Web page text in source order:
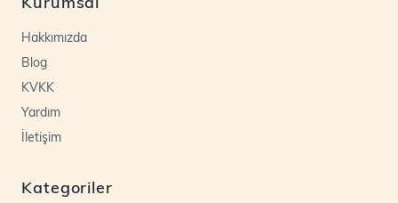
Hakkımızda
Blog
KVKK
Yardım
İletişim
Kategoriler